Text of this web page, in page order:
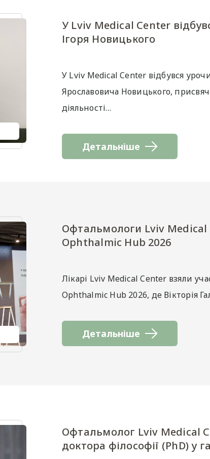
У Lviv Medical Center
Ігоря Новицького
У Lviv Medical Center відбувся
Ярославовича Новицького,
діяльності…
Детальніше
Офтальмологи Lviv Medical
Ophthalmic Hub 2026
Лікарі Lviv Medical Center взяли
Ophthalmic Hub 2026, де Вікторія
Детальніше
Офтальмолог Lviv Medical
доктора філософії (PhD) у